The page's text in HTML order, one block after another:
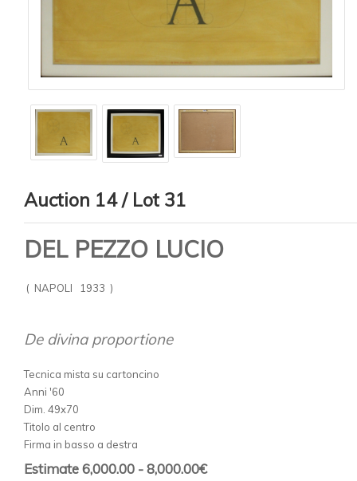
Auction 14 / Lot 31
DEL PEZZO LUCIO
( NAPOLI 1933 )
De divina proportione
Tecnica mista su cartoncino
Anni '60
Dim. 49x70
Titolo al centro
Firma in basso a destra
Estimate 6,000.00 - 8,000.00€